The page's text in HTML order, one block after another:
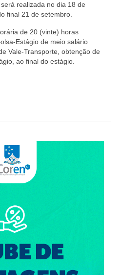
Profissional
realizada no dia 18 de
final 21 de setembro.
de 20 (vinte) horas
Estágio de meio salário
Vale-Transporte, obtenção de
ao final do estágio.